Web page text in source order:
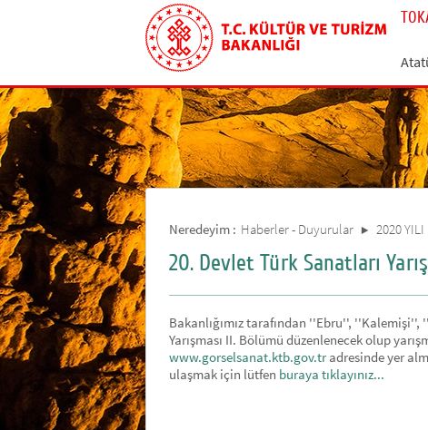
Neredeyim : Haberler - Duyurular 2020 YILI
20. Devlet Türk Sanatları
Bakanlığımız tarafından ''Ebru'',
Yarışması II. Bölümü düzenlenecek olup
www.gorselsanat.ktb.gov.tradresinde yer
ulaşmak için lütfen buraya tıklayınız...